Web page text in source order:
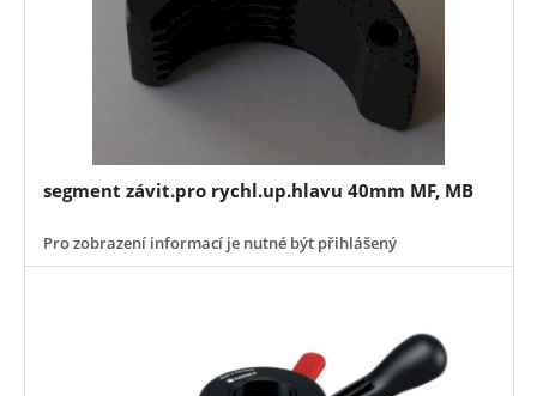
segment závit.pro rychl.up.hlavu 40mm MF, MB
Pro zobrazení informací je nutné být přihlášený